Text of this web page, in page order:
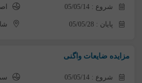
شروع : 05/05/14
پایان : 05/05/28
مزایده ضایعات واگنی
شروع : 05/05/14